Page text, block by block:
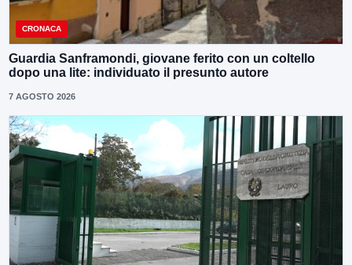
CRONACA
Guardia Sanframondi, giovane ferito con un coltello
dopo una lite: individuato il presunto autore
7 AGOSTO 2026